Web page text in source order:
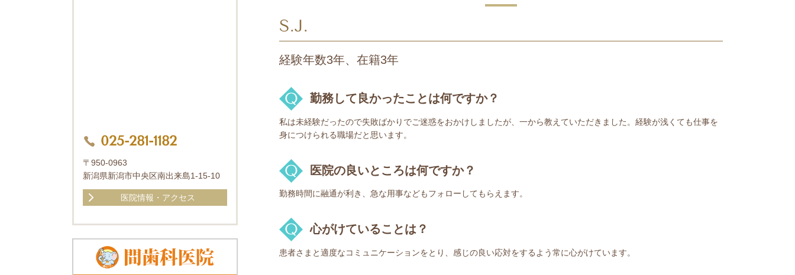
S.J.
経験年数3年、在籍3年
勤務して良かったことは何ですか？
私は未経験だったので失敗ばかりでご迷惑をおかけしましたが、一から教えていただきました。経験が浅くても仕事を
身につけられる職場だと思います。
医院の良いところは何ですか？
勤務時間に融通が利き、急な用事などもフォローしてもらえます。
心がけていることは？
患者さまと適度なコミュニケーションをとり、感じの良い応対をするよう常に心がけています。
025-281-1182
〒950-0963
新潟県新潟市中央区南出来島1-15-10
医院情報・アクセス